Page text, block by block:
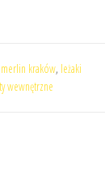
kraków, leżaki
wewnętrzne